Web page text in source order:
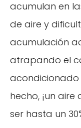
acumulan en
de aire y
acumulación
atrapando el
acondicionado
hecho, ¡un
ser hasta un